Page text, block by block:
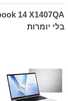
בלי יומרות